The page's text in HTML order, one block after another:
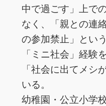
中で過ごす」上で
なく、「親との連
の参加禁止」とい
「ミニ社会」経験
「社会に出てメシ
いる。
幼稚園・公立小学